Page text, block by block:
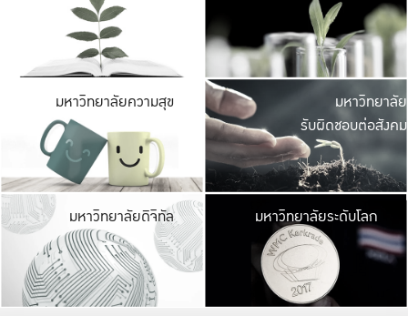
มีพื้นที่เขียวสดใส
เป็นป่าในเมือง เกษต
มหาวิทยาลัยความสุข มหาวิ
ค
เปิดประ
และพบเรื่องราวใ
มหาวิทยาลัย
รับผิดชอบต่อสังคม
มหาวิทยาลัยดิจิทัล มหาวิ
เปลี่ยนแปลง แล
เพื่อทำง
ระบบสารสนเทศ
มหาวิทยาลัยระดับโลก